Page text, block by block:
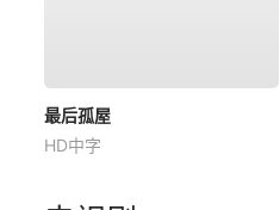
最后孤屋
HD中字